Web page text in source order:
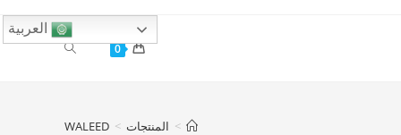
العربية
0
Toggle
> المنتجات >
WALEED